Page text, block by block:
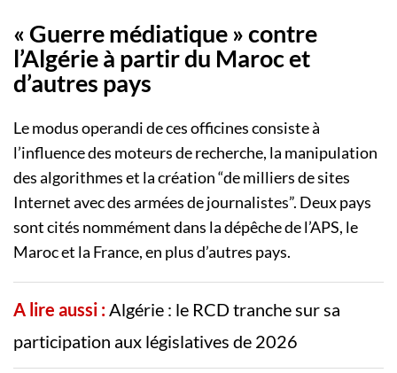
« Guerre médiatique » contre
l’Algérie à partir du Maroc et
d’autres pays
Le modus operandi de ces officines consiste à
l’influence des moteurs de recherche, la manipulation
des algorithmes et la création “de milliers de sites
Internet avec des armées de journalistes”. Deux pays
sont cités nommément dans la dépêche de l’APS, le
Maroc et la France, en plus d’autres pays.
A lire aussi :Algérie : le RCD tranche sur sa
participation aux législatives de 2026